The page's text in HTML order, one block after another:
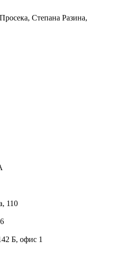
Степана Разина,
110
Б, офис 1